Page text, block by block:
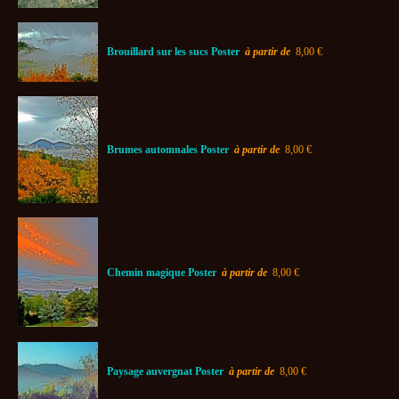
Brouillard sur les sucs Poster à partir de 8,00 €
Brumes automnales Poster à partir de 8,00 €
Chemin magique Poster à partir de 8,00 €
Paysage auvergnat Poster à partir de 8,00 €